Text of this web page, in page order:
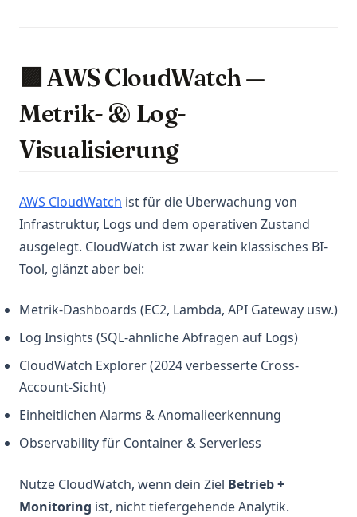
🟪 AWS CloudWatch —
Metrik- & Log-
Visualisierung
AWS CloudWatch (opens in a new tab)
ist für die Überwachung von
Infrastruktur, Logs und dem operativen Zustand
ausgelegt. CloudWatch ist zwar kein klassisches BI-
Tool, glänzt aber bei:
Metrik-Dashboards (EC2, Lambda, API Gateway usw.)
Log Insights (SQL-ähnliche Abfragen auf Logs)
CloudWatch Explorer (2024 verbesserte Cross-
Account-Sicht)
Einheitlichen Alarms & Anomalieerkennung
Observability für Container & Serverless
Nutze CloudWatch, wenn dein Ziel Betrieb +
Monitoring ist, nicht tiefergehende Analytik.